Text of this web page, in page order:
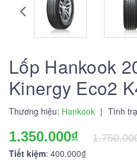
Lốp Hankook
Kinergy Eco2
Thương hiệu: Hankook | Tình
1.350.000₫
Tiết kiệm: 400.000₫